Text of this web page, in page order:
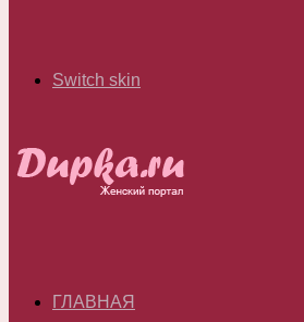
Switch skin
ГЛАВНАЯ